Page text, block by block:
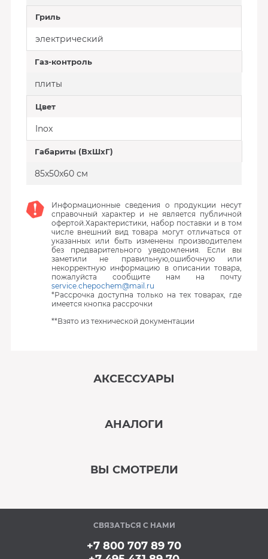
Гриль
электрический
Газ-контроль
плиты
Цвет
Inox
Габариты (ВхШхГ)
85x50x60 см
Информационные сведения о продукции несут
справочный характер и не является публичной
офертой.Характеристики, набор поставки и в том
числе внешний вид товара могут отличаться от
указанных или быть изменены производителем
без предварительного уведомления. Если вы
заметили не правильную,ошибочную или
некорректную информацию в описании товара,
пожалуйста сообщите нам на почту
service.chepochem@mail.ru
*Рассрочка доступна только на тех товарах, где
имеется кнопка рассрочки
**Взято из технической документации
АКСЕССУАРЫ
АНАЛОГИ
ВЫ СМОТРЕЛИ
Под заказ
СВЯЗАТЬСЯ С НАМИ
+7 800 707 89 70